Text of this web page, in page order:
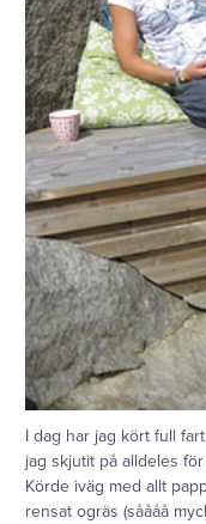
I dag har jag kört full
jag skjutit på alldeles
Körde iväg med allt
rensat ogräs (såååå